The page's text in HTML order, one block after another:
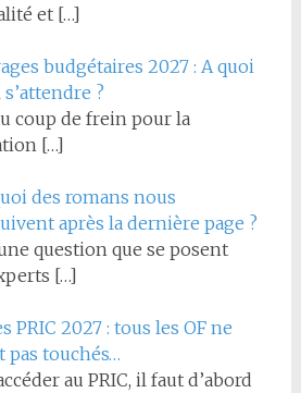
et […]
budgétaires 2027 : A quoi
?
coup de frein pour la
[…]
des romans nous
après la dernière page ?
question que se posent
[…]
PRIC 2027 : tous les OF ne
pas touchés…
au PRIC, il faut d’abord